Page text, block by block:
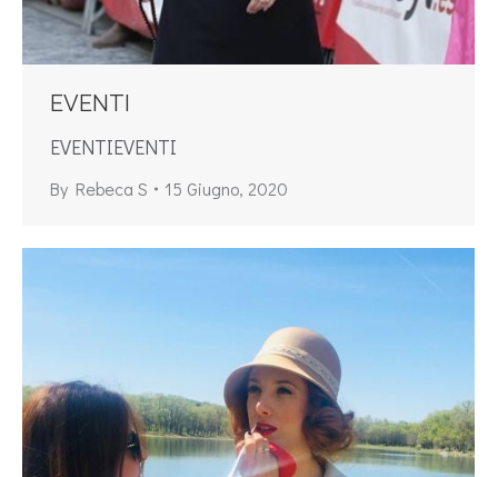
EVENTI
EVENTIEVENTI
By Rebeca S 15 Giugno, 2020